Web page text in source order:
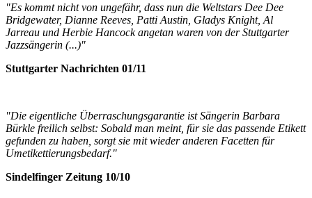
"Es kommt nicht von ungefähr, dass nun die Weltstars Dee Dee
Bridgewater, Dianne Reeves, Patti Austin, Gladys Knight, Al
Jarreau und Herbie Hancock angetan waren von der Stuttgarter
Jazzsängerin (...)"
Stuttgarter Nachrichten 01/11
"Die eigentliche Überraschungsgarantie ist Sängerin Barbara
Bürkle freilich selbst: Sobald man meint, für sie das passende Etikett
gefunden zu haben, sorgt sie mit wieder anderen Facetten für
Umetikettierungsbedarf."
Sindelfinger Zeitung 10/10